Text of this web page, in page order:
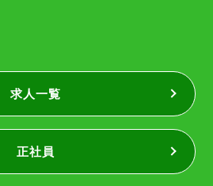
求人一覧
正社員